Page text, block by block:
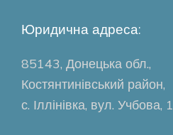
Юридична адреса:
85143, Донецька обл.,
Костянтинівський район,
с. Іллінівка, вул. Учбова, 1